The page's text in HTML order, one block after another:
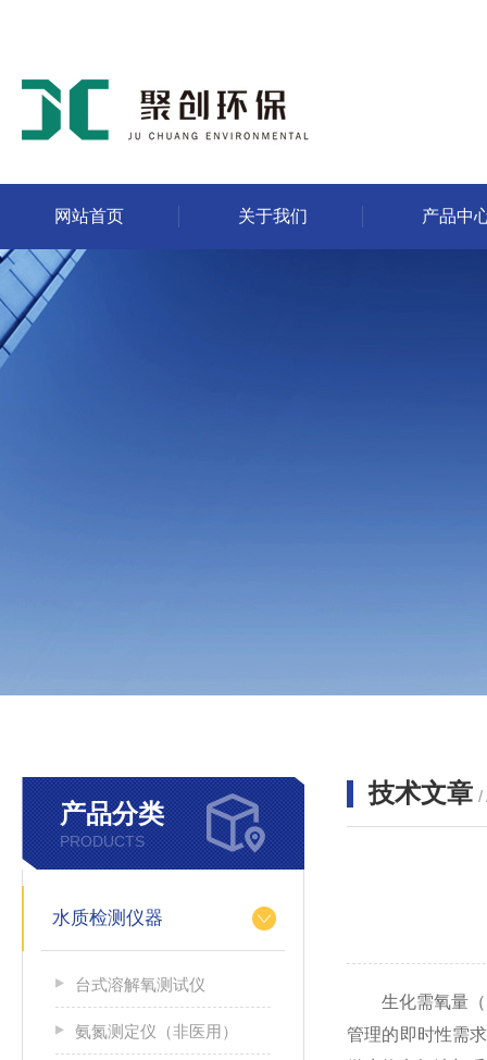
网站首页 关于我们 产品中
产品分类
PRODUCTS
水质检测仪器
台式溶解氧测试仪
氨氮测定仪（非医用）
技术文章 /
生化需氧量（
管理的即时性需